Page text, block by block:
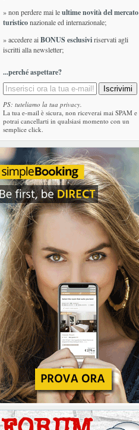
» non perdere mai leultime novità del mercato
turisticonazionale ed internazionale;
» accedere aiBONUS esclusiviriservati agli
iscritti alla newsletter;
...perché aspettare?
PS: tuteliamo la tua privacy.
La tua e-mail è sicura, non riceverai mai SPAM e
potrai cancellarti in qualsiasi momento con un
semplice click.